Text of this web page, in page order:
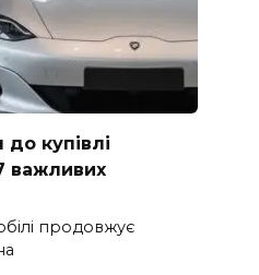
до купівлі
важливих
продовжує